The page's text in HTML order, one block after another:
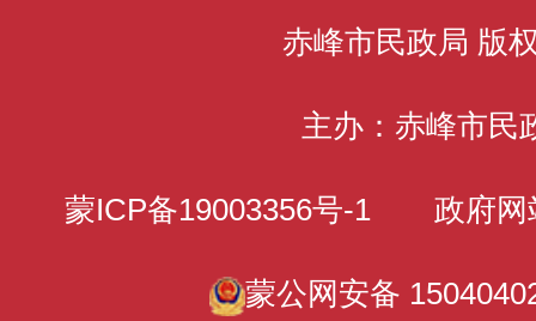
赤峰市民政局 版
主办：赤峰市民
蒙ICP备19003356号-1 政府网
蒙公网安备